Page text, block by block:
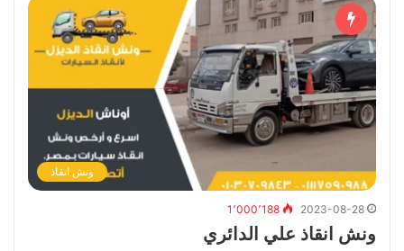
ونش انقاذ
2023-08-28 1٬000٬188
ونش انقاذ علي الدائري